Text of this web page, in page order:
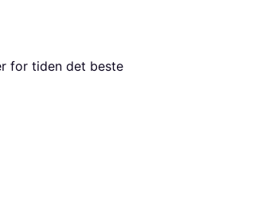
for tiden det beste